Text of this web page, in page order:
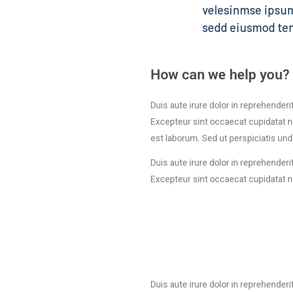
velesinmse
sedd eiusmod
How can we help you?
Duis aute irure dolor in
Excepteur sint occaecat cupidatat
est laborum. Sed ut perspiciatis
Duis aute irure dolor in
Excepteur sint occaecat cupidatat
Duis aute irure dolor in